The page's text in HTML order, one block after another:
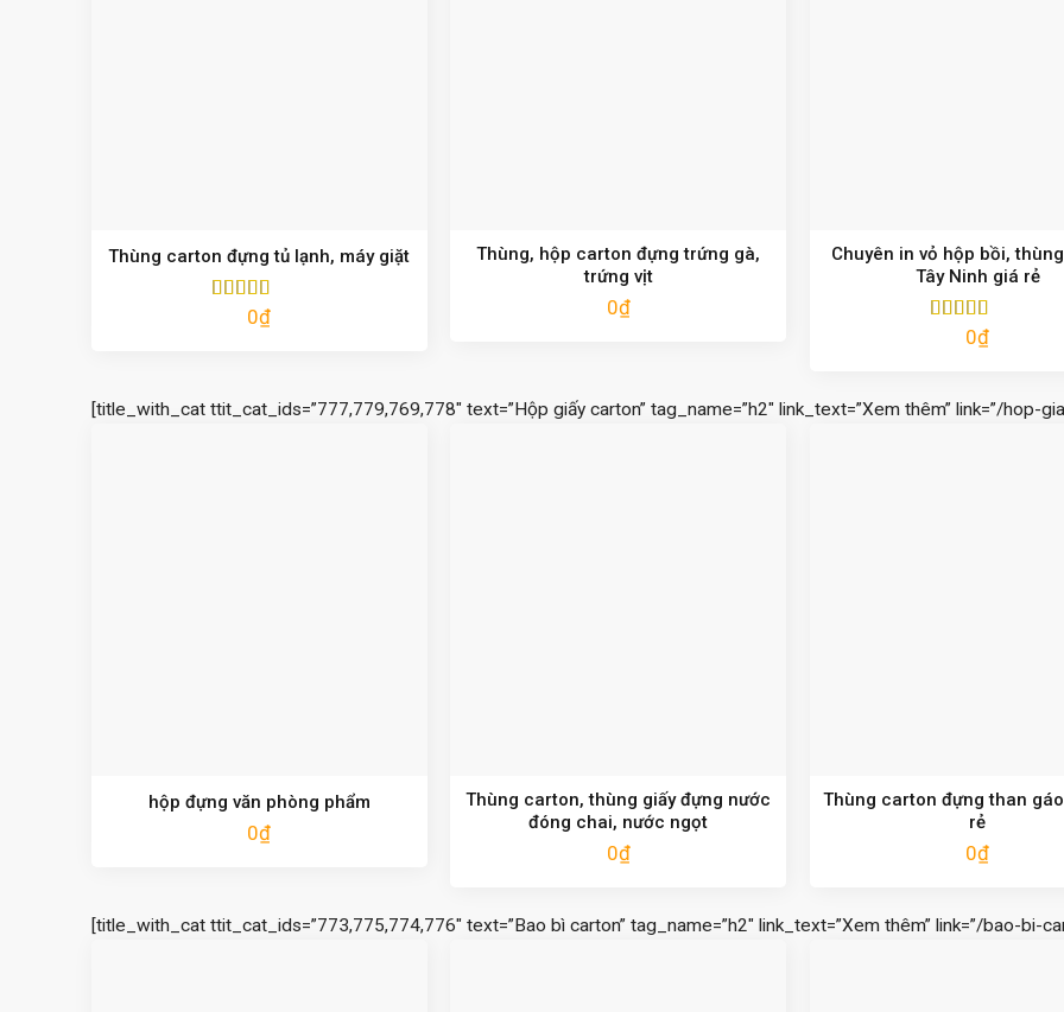
Thùng carton đựng tủ lạnh, máy giặt
Được xếp
0₫
Thùng, hộp carton đựng trứng gà,
trứng vịt
0₫
Chuyên in vỏ hộp bồi,
Tây Ninh giá rẻ
Được xếp
0₫
[title_with_cat ttit_cat_ids=”777,779,769,778″ text=”Hộp giấy carton” tag_name=”h2″ link_text=”Xem thêm” link=”/hop-
hộp đựng văn phòng phẩm
0₫
Thùng carton, thùng giấy đựng nước
đóng chai, nước ngọt
0₫
Thùng carton đựng than
rẻ
0₫
[title_with_cat ttit_cat_ids=”773,775,774,776″ text=”Bao bì carton” tag_name=”h2″ link_text=”Xem thêm” link=”/bao-bi-